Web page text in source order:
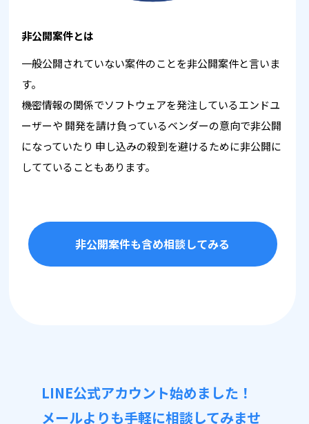
非公開案件とは
一般公開されていない案件のことを非公開案件と言いま
す。
機密情報の関係でソフトウェアを発注しているエンドユ
ーザーや 開発を請け負っているベンダーの意向で非公開
になっていたり 申し込みの殺到を避けるために非公開に
してていることもあります。
非公開案件も含め相談してみる
LINE公式アカウント始めました！
メールよりも手軽に相談してみませ